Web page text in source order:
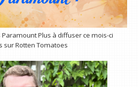
Plus à diffuser ce mois-ci
sur Rotten Tomatoes